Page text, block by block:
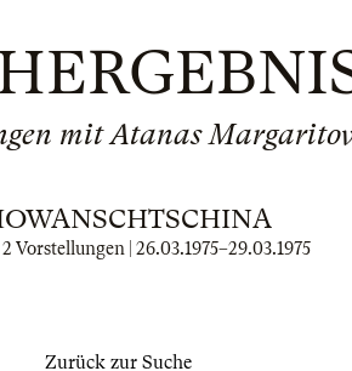
mit Atanas
Vorstellungen | 26.03.1975–29.03.1975
Zurück zur Suche